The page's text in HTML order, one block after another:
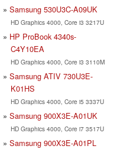
Samsung 530U3C-A09UK
HD Graphics 4000, Core i3 3217U
HP ProBook 4340s-
C4Y10EA
HD Graphics 4000, Core i3 3110M
Samsung ATIV 730U3E-
K01HS
HD Graphics 4000, Core i5 3337U
Samsung 900X3E-A01UK
HD Graphics 4000, Core i7 3517U
Samsung 900X3E-A01PL